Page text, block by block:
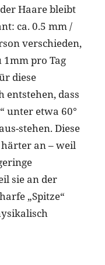
Haare bleibt
ca. 0.5 mm /
verschieden,
pro Tag
diese
dass
unter etwa 60°
stehen. Diese
an – weil
sie an der
„Spitze“